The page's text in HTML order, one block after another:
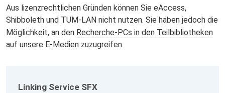
Aus lizenzrechtlichen Gründen können Sie eAccess,
Shibboleth und TUM-LAN nicht nutzen. Sie haben jedoch die
Möglichkeit, an den Recherche-PCs in den Teilbibliotheken
auf unsere E-Medien zuzugreifen.
Linking Service SFX